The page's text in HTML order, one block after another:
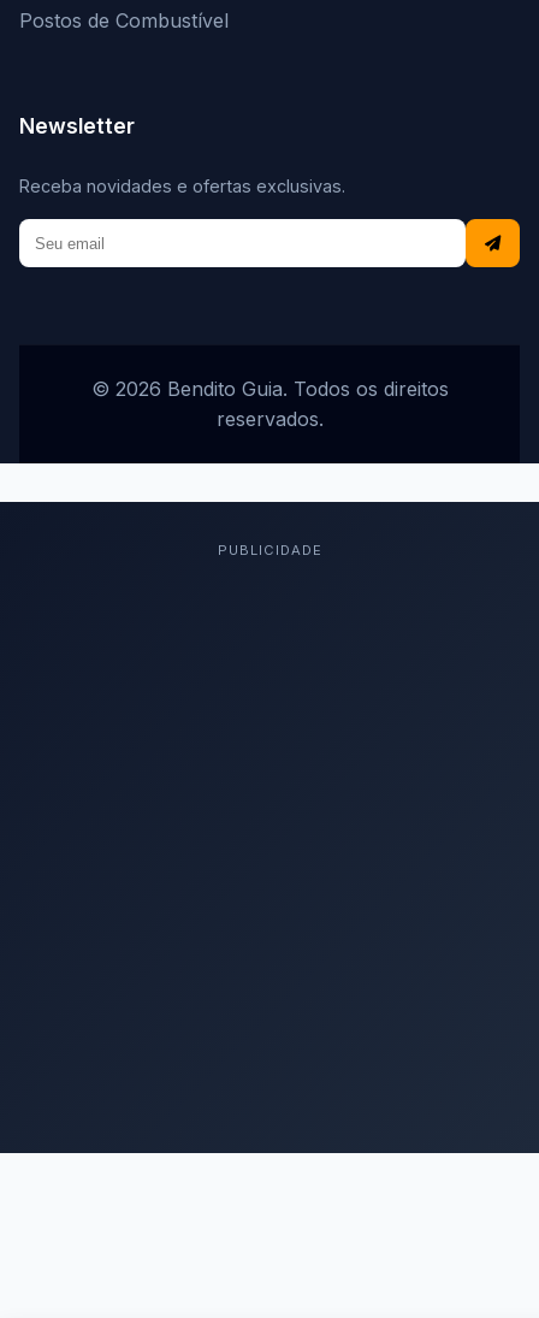
Postos de Combustível
Newsletter
Receba novidades e ofertas exclusivas.
© 2026 Bendito Guia. Todos os direitos
reservados.